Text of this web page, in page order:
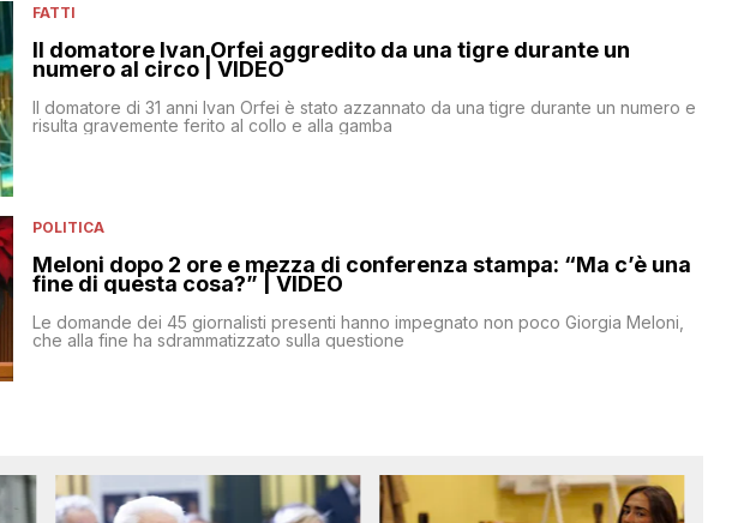
FATTI
Il domatore Ivan Orfei aggredito da una tigre durante un
numero al circo | VIDEO
Il domatore di 31 anni Ivan Orfei è stato azzannato da una tigre durante un numero e
risulta gravemente ferito al collo e alla gamba
POLITICA
Meloni dopo 2 ore e mezza di conferenza stampa: “Ma c’è una
fine di questa cosa?” | VIDEO
Le domande dei 45 giornalisti presenti hanno impegnato non poco Giorgia Meloni,
che alla fine ha sdrammatizzato sulla questione